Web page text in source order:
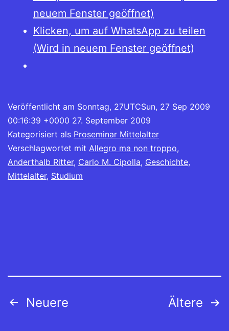
neuem Fenster geöffnet)
Klicken, um auf WhatsApp zu teilen
(Wird in neuem Fenster geöffnet)
Veröffentlicht am Sonntag, 27UTCSun, 27 Sep 2009
00:16:39 +0000 27. September 2009
Kategorisiert als Proseminar Mittelalter
Verschlagwortet mit Allegro ma non troppo,
Anderthalb Ritter, Carlo M. Cipolla, Geschichte,
Mittelalter, Studium
Beitragsnavigation
Neuere Ältere